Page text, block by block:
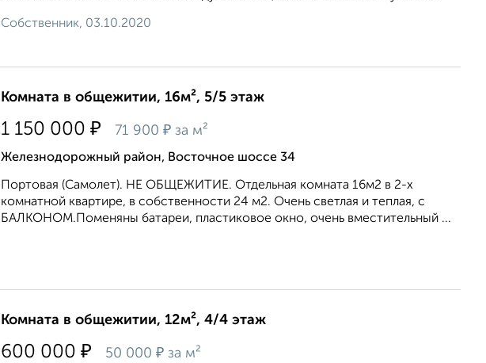
Собственник, 03.10.2020
Комната в общежитии, 16м², 5/5 этаж
1 150 000 ₽ 71 900 ₽ за м²
Железнодорожный район, Восточное шоссе 34
Портовая (Самолет). НЕ ОБЩЕЖИТИЕ. Отдельная комната 16м2 в 2-х
комнатной квартире, в собственности 24 м2. Очень светлая и теплая, с
БАЛКОНОМ.Поменяны батареи, пластиковое окно, очень вместительный ...
Комната в общежитии, 12м², 4/4 этаж
600 000 ₽ 50 000 ₽ за м²